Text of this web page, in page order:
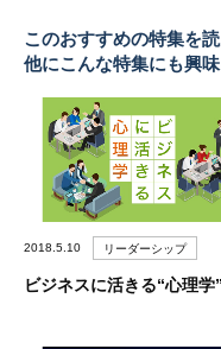
このおすすめの特集を読
他にこんな特集にも興
2018.5.10 リーダーシップ
ビジネスに活きる“心理学”